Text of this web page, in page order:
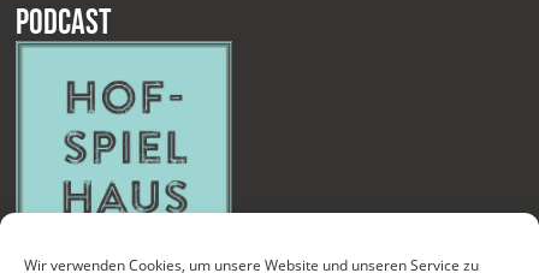
Wir verwenden Cookies, um unsere Website und unseren Service zu
Podcast